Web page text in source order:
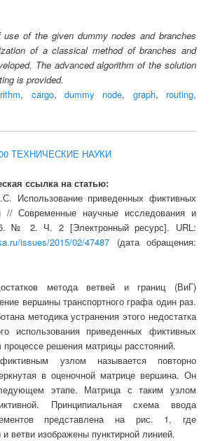
use of the given dummy nodes and branches
of a classical method of branches and
The advanced algorithm of the solution
is provided.
, cargo,dummy node, graph, routing,
ТЕХНИЧЕСКИЕ НАУКИ
ссылка на статью:
Использование приведенных фиктивных
// Современные научные исследования и
№ 2. Ч. 2 [Электронный ресурс]. URL:
issues/2015/02/47487 (дата обращения:
метода ветвей и границ (ВиГ)
вершины транспортного графа один раз.
методика устранения этого недостатка
использования приведенных фиктивных
процессе решения матрицы расстояний.
узлом называется повторно
в оценочной матрице вершина. Он
этапе. Матрица с таким узлом
Принципиальная схема ввода
представлена на рис. 1, где
ветви изображены пунктирной линией.